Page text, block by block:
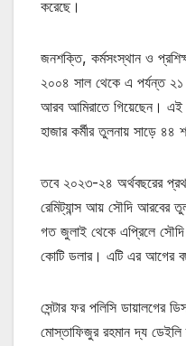
করেছে।
জনশক্তি, কর্মসংস্থান ও
২০০৪ সাল থেকে এ পর্যন্ত ২১
আরব আমিরাতে গিয়েছেন। এই
হাজার কর্মীর তুলনায় সাড়ে ৪৪
তবে ২০২৩-২৪ অর্থবছরের
রেমিট্যান্স আয় সৌদি আরবের
গত জুলাই থেকে এপ্রিলে সৌদি
কোটি ডলার। এটি এর আগের
সেন্টার ফর পলিসি ডায়ালগের
মোস্তাফিজুর রহমান দ্য